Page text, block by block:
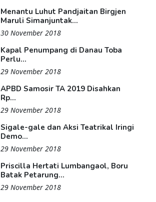
Menantu Luhut Pandjaitan Birgjen
Maruli Simanjuntak...
30 November 2018
Kapal Penumpang di Danau Toba
Perlu...
29 November 2018
APBD Samosir TA 2019 Disahkan
Rp...
29 November 2018
Sigale-gale dan Aksi Teatrikal Iringi
Demo...
29 November 2018
Priscilla Hertati Lumbangaol, Boru
Batak Petarung...
29 November 2018